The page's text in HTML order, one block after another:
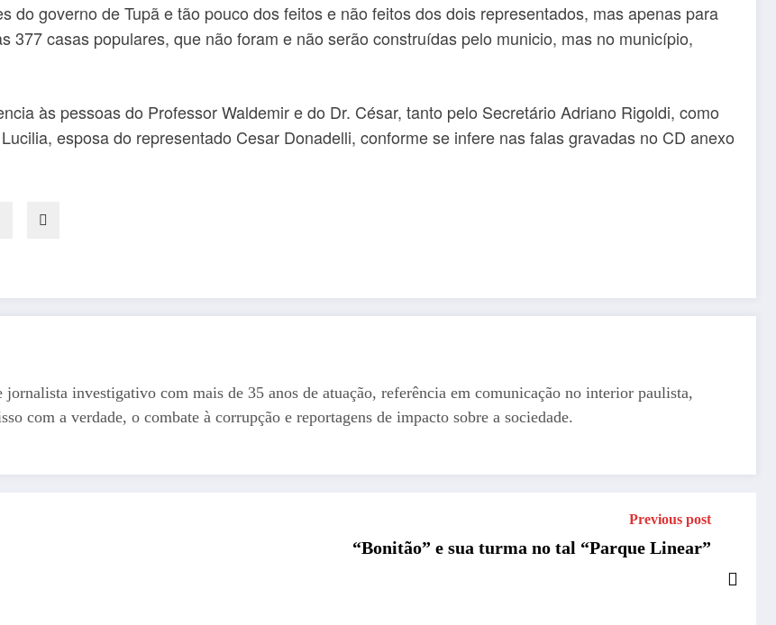
do governo de Tupã e tão pouco dos feitos e não feitos dos dois representados, mas apenas para
377 casas populares, que não foram e não serão construídas pelo municio, mas no município,
às pessoas do Professor Waldemir e do Dr. César, tanto pelo Secretário Adriano Rigoldi, como
esposa do representado Cesar Donadelli, conforme se infere nas falas gravadas no CD anexo
jornalista investigativo com mais de 35 anos de atuação, referência em comunicação no interior paulista,
com a verdade, o combate à corrupção e reportagens de impacto sobre a sociedade.
Previous post
“Bonitão” e sua turma no tal “Parque Linear”